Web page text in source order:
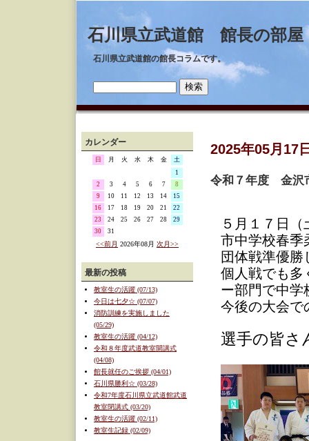
石川県立武道館 館長の部屋
石川県立武道館の館長コラムです。
カレンダー
日 月 火 水 木 金
土
1
2
3 4 5 6 7
8
9
10 11 12 13 14
15
16
17 18 19 20 21
22
23
24 25 26 27 28
29
30
31
<<前月 2026年08月 次月>>
最新の投稿
教室生の活躍 (07/13)
今日は七夕☆ (07/07)
消防訓練を実施しました
(05/29)
教室生の活躍 (04/12)
令和８年度武道教室開講式
(04/08)
館長就任のご挨拶 (04/01)
石川県勝利☆ (03/28)
令和7年度石川県立武道館武道
教室閉講式 (03/20)
教室生の活躍 (02/11)
教室生記録 (02/09)
2025年05月17
令和７年度 金沢
５月１７日
市中学校春季
団体戦準優勝
個人戦でも多
ー部門で中学
今後の大会で
選手の皆